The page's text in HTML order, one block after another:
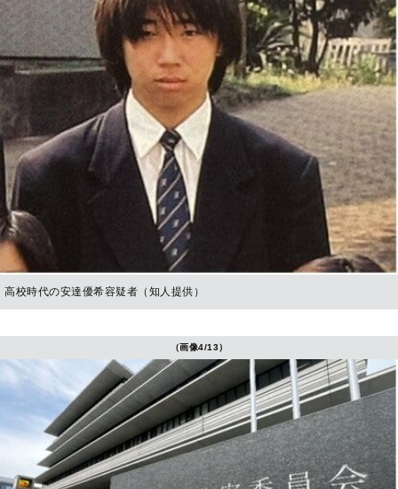
高校時代の安達優希容疑者（知人提供）
（画像4/13）